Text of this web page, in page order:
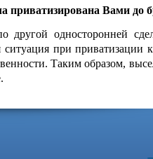
приватизирована Вами до
односторонней
ситуация при приватизации
Таким образом,